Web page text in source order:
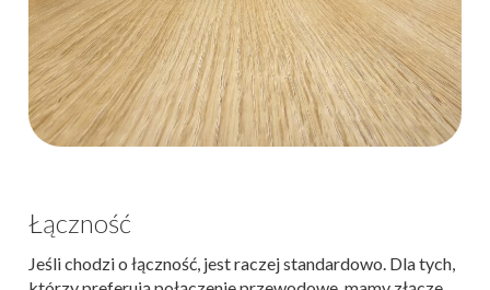
Łączność
Jeśli chodzi o łączność, jest raczej standardowo. Dla tych,